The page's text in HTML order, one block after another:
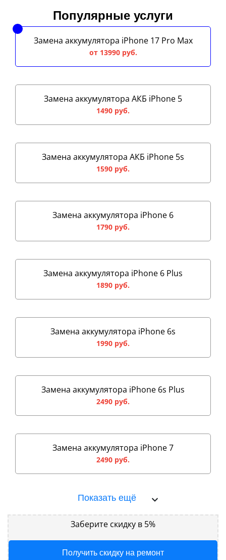
Популярные услуги
Замена аккумулятора iPhone 17 Pro Max
от 13990 руб.
Замена аккумулятора АКБ iPhone 5
1490 руб.
Замена аккумулятора АКБ iPhone 5s
1590 руб.
Замена аккумулятора iPhone 6
1790 руб.
Замена аккумулятора iPhone 6 Plus
1890 руб.
Замена аккумулятора iPhone 6s
1990 руб.
Замена аккумулятора iPhone 6s Plus
2490 руб.
Замена аккумулятора iPhone 7
2490 руб.
Показать ещё
Заберите скидку в 5%
Получить скидку на ремонт